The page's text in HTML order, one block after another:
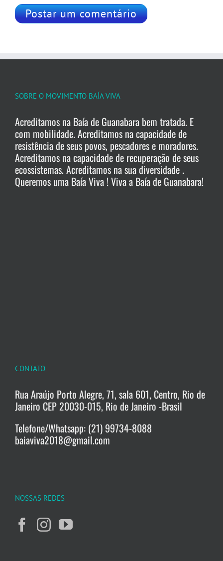
SOBRE O MOVIMENTO BAÍA VIVA
Acreditamos na Baía de Guanabara bem tratada. E
com mobilidade. Acreditamos na capacidade de
resistência de seus povos, pescadores e moradores.
Acreditamos na capacidade de recuperação de seus
ecossistemas. Acreditamos na sua diversidade .
Queremos uma Baía Viva ! Viva a Baía de Guanabara!
CONTATO
Rua Araújo Porto Alegre, 71, sala 601, Centro, Rio de
Janeiro CEP 20030-015, Rio de Janeiro -Brasil
Telefone/Whatsapp: (21) 99734-8088
baiaviva2018@gmail.com
NOSSAS REDES